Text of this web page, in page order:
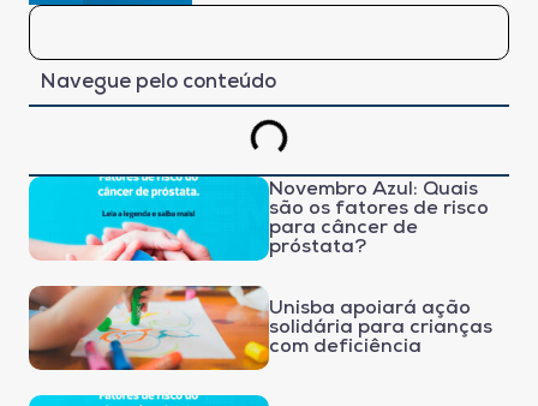
Navegue pelo conteúdo
Novembro Azul: Quais
são os fatores de risco
para câncer de
próstata?
Unisba apoiará ação
solidária para crianças
com deficiência